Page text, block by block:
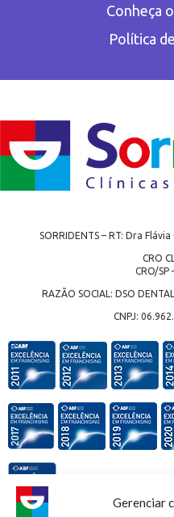
Gerenciar
Conheça
Política
SORRIDENTS – RT: Dra
CRO
CRO/SP
RAZÃO SOCIAL: DSO
CNPJ: